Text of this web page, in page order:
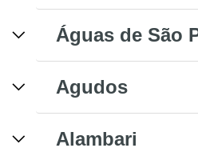
Águas de São
Agudos
Alambari